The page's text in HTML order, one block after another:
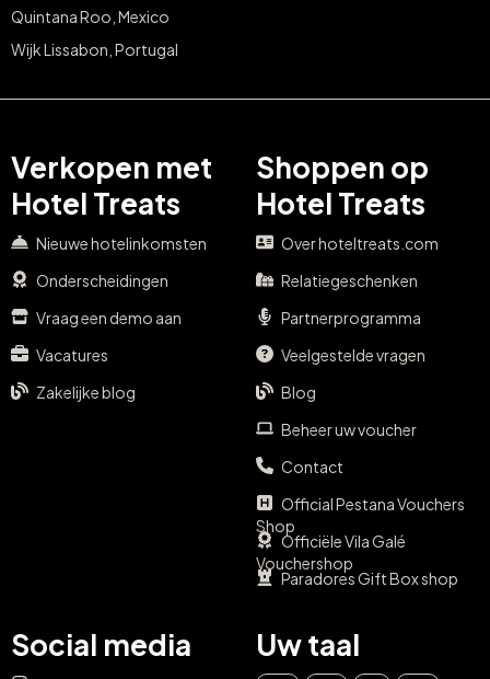
Algarve, Portugal
Quintana Roo, Mexico
Verkopen met
Hotel Treats
Nieuwe hotelinkomsten
Onderscheidingen
Vraag een demo aan
Vacatures
Shoppen op
Hotel Treats
Over hoteltreats.com
Relatiegeschenken
Partnerprogramma
Veelgestelde vragen
Blog
Beheer uw voucher
Contact
Official Pestana Vouchers
Shop
Officiële Vila Galé
Vouchershop